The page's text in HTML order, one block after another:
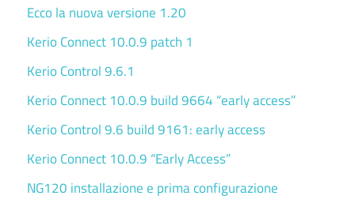
Ecco la nuova versione 1.20
Kerio Connect 10.0.9 patch 1
Kerio Control 9.6.1
Kerio Connect 10.0.9 build 9664 “early access”
Kerio Control 9.6 build 9161: early access
Kerio Connect 10.0.9 “Early Access”
NG120 installazione e prima configurazione